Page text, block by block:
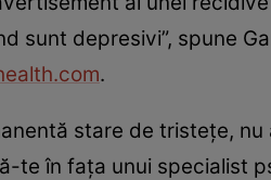
sunt depresivi”, spune
.
stare de tristețe,
te în fața unui specialist